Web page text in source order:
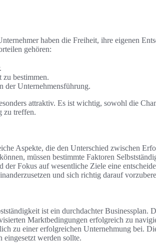
haben die Freiheit, ihre eigenen
gehören:
bestimmen.
der Unternehmensführung.
attraktiv. Es ist wichtig, sowohl die
zu treffen.
Aspekte, die den Unterschied zwischen
müssen bestimmte Faktoren
Fokus auf wesentliche Ziele eine
und sich richtig darauf
ist ein durchdachter Businessplan.
Marktbedingungen erfolgreich zu
zu einer erfolgreichen Unternehmung bei.
eingesetzt werden sollte.